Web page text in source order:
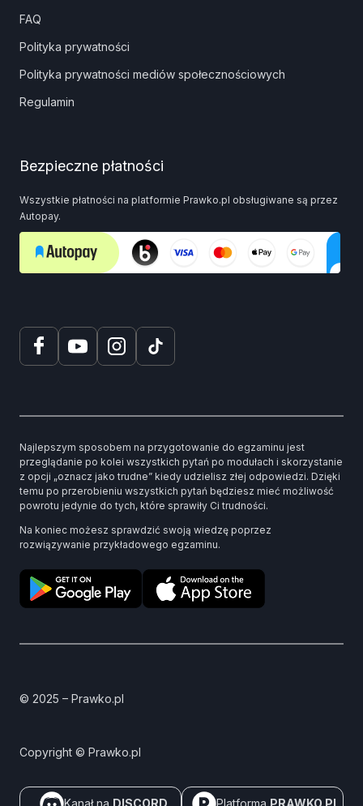
FAQ
Polityka prywatności
Polityka prywatności mediów społecznościowych
Regulamin
Bezpieczne płatności
Wszystkie płatności na platformie Prawko.pl obsługiwane są przez
Autopay.
Najlepszym sposobem na przygotowanie do egzaminu jest
przeglądanie po kolei wszystkich pytań po modułach i skorzystanie
z opcji „oznacz jako trudne” kiedy udzielisz złej odpowiedzi. Dzięki
temu po przerobieniu wszystkich pytań będziesz mieć możliwość
powrotu jedynie do tych, które sprawiły Ci trudności.
Na koniec możesz sprawdzić swoją wiedzę poprzez
rozwiązywanie przykładowego egzaminu.
© 2025 – Prawko.pl
Copyright © Prawko.pl